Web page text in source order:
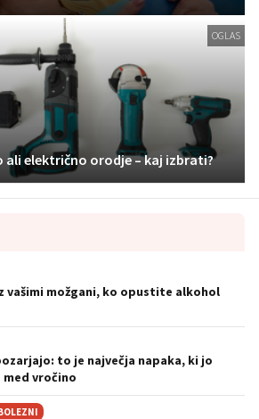
OGLAS
električno orodje – kaj izbrati?
vašimi možgani, ko opustite alkohol
to je največja napaka, ki jo
vročino